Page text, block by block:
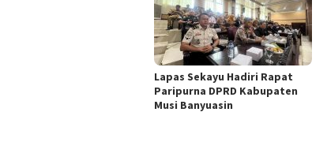
Lapas Sekayu Hadiri Rapat
Paripurna DPRD Kabupaten
Musi Banyuasin